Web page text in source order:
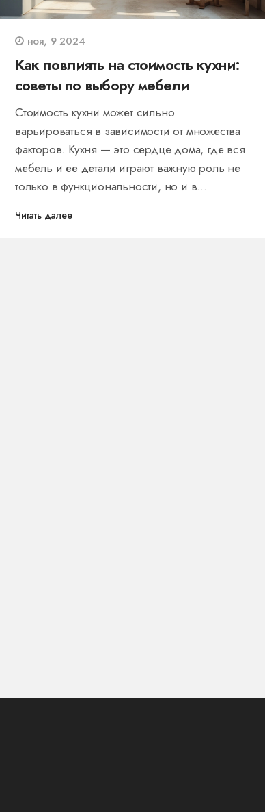
ноя, 9 2024
Как повлиять на стоимость кухни:
советы по выбору мебели
Стоимость кухни может сильно
варьироваться в зависимости от множества
факторов. Кухня — это сердце дома, где вся
мебель и ее детали играют важную роль не
только в функциональности, но и в
рассмотрены ключевые аспекты, влияющие
Читать далее